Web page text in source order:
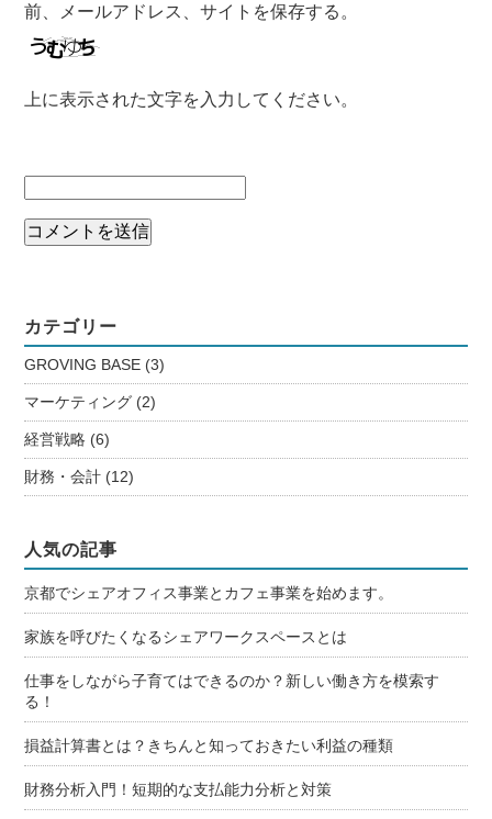
前、メールアドレス、サイトを保存する。
上に表示された文字を入力してください。
カテゴリー
GROVING BASE (3)
マーケティング (2)
経営戦略 (6)
財務・会計 (12)
人気の記事
京都でシェアオフィス事業とカフェ事業を始めます。
家族を呼びたくなるシェアワークスペースとは
仕事をしながら子育てはできるのか？新しい働き方を模索す
る！
損益計算書とは？きちんと知っておきたい利益の種類
財務分析入門！短期的な支払能力分析と対策